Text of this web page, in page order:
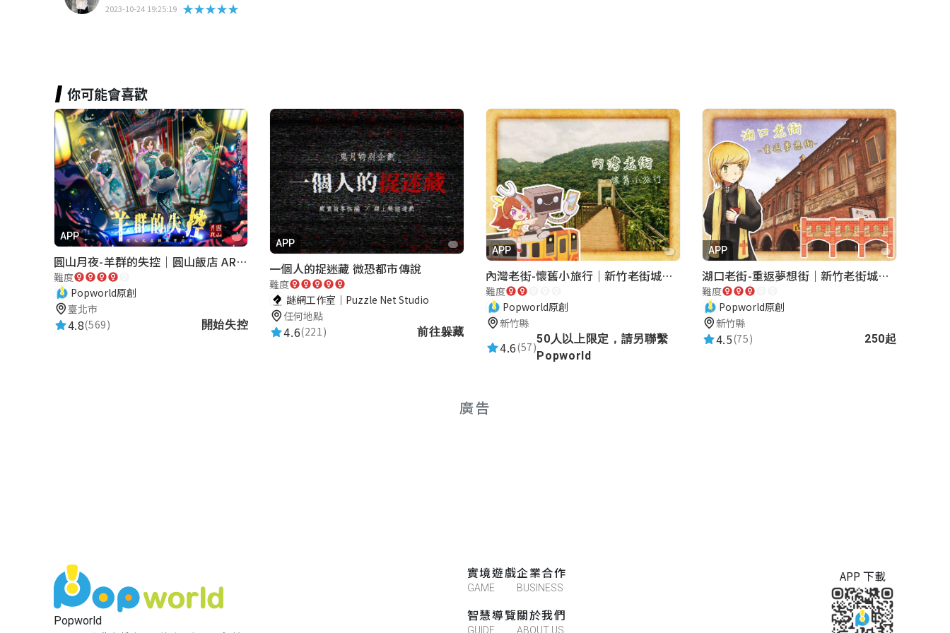
2023-10-24 19:25:19 ★★★★★
你可能會喜歡
APP
圓山月夜-羊群的失控｜圓山飯店 ARG實境解謎遊戲
難度
Popworld原創
臺北市
4.8(569) 開始失控
APP
一個人的捉迷藏 微恐都市傳說
難度
謎網工作室｜Puzzle Net Studio
任何地點
4.6(221) 前往躲藏
APP
內灣老街-懷舊小旅行｜新竹老街城市解謎
難度
Popworld原創
新竹縣
4.6(57)
50人以上限定，請另聯繫
Popworld
APP
湖口老街-重返夢想街｜新竹老街城市解謎
難度
Popworld原創
新竹縣
4.5(75) 250起
廣告
Popworld
實境遊戲
GAME
智慧導覽
GUIDE
企業合作
BUSINESS
關於我們
ABOUT US
APP 下載